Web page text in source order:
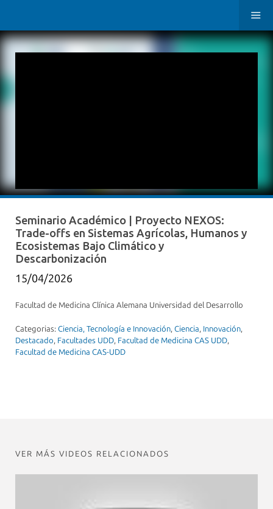
Seminario Académico | Proyecto NEXOS:
Trade-offs en Sistemas Agrícolas, Humanos y
Ecosistemas Bajo Climático y
Descarbonización
15/04/2026
Facultad de Medicina Clínica Alemana Universidad del Desarrollo
Categorias: Ciencia, Tecnología e Innovación, Ciencia, Innovación,
Destacado, Facultades UDD, Facultad de Medicina CAS UDD,
Facultad de Medicina CAS-UDD
VER MÁS VIDEOS RELACIONADOS